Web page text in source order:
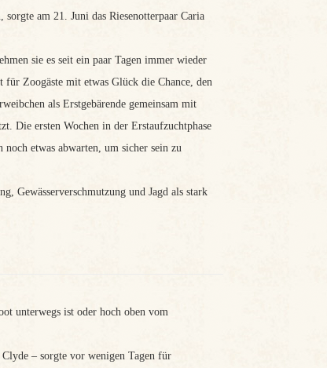
am 21. Juni das Riesenotterpaar Caria
sie es seit ein paar Tagen immer wieder
Zoogäste mit etwas Glück die Chance, den
als Erstgebärende gemeinsam mit
Die ersten Wochen in der Erstaufzuchtphase
etwas abwarten, um sicher sein zu
Gewässerverschmutzung und Jagd als stark
unterwegs ist oder hoch oben vom
Clyde – sorgte vor wenigen Tagen für